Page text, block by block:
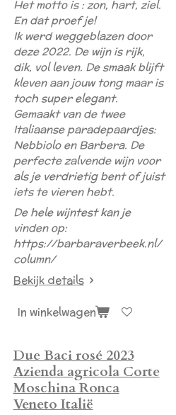
Het motto is : zon, hart, ziel.
En dat proef je!
Ik werd weggeblazen door
deze 2022. De wijn is rijk,
dik, vol leven. De smaak blijft
kleven aan jouw tong maar is
toch super elegant.
Gemaakt van de twee
Italiaanse paradepaardjes:
Nebbiolo en Barbera. De
perfecte zalvende wijn voor
als je verdrietig bent of juist
iets te vieren hebt.
De hele wijntest kan je
vinden op:
https://barbaraverbeek.nl/
column/
Bekijk details
In winkelwagen
Due Baci rosé 2023
Azienda agricola Corte
Moschina Ronca
Veneto Italië